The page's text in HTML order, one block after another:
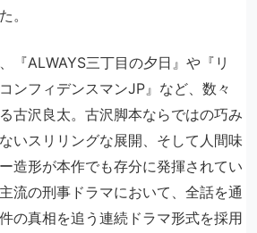
。
『ALWAYS三丁目の夕日』や『リ
ンフィデンスマンJP』など、数々
古沢良太。古沢脚本ならではの巧み
いスリリングな展開、そして人間味
造形が本作でも存分に発揮されてい
流の刑事ドラマにおいて、全話を通
の真相を追う連続ドラマ形式を採用